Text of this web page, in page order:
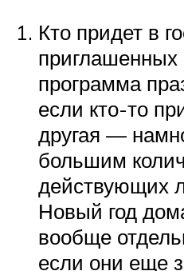
Кто придет в
приглашенных
программа
если кто-то
другая —
большим
действующих
Новый год
вообще
если они еще